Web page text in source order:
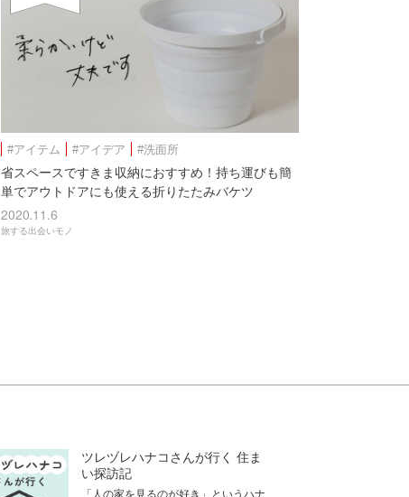
#アイテム #アイデア #洗面所
省スペースですきま収納におすすめ！持ち運びも簡
単でアウトドアにも使える折りたたみバケツ
2020.11.6
旅する出会いモノ
ツレヅレハナコさんが行く 住ま
い探訪記
「人の家を見るのが好き」というハナ